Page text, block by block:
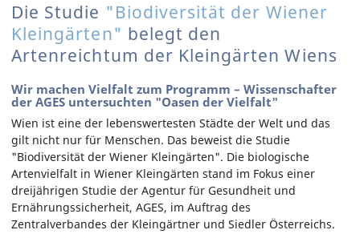
Die Studie "Biodiversität der Wiener
Kleingärten" belegt den
Artenreichtum der Kleingärten Wiens
Wir machen Vielfalt zum Programm – Wissenschafter
der AGES untersuchten "Oasen der Vielfalt"
Wien ist eine der lebenswertesten Städte der Welt und das
gilt nicht nur für Menschen. Das beweist die Studie
"Biodiversität der Wiener Kleingärten". Die biologische
Artenvielfalt in Wiener Kleingärten stand im Fokus einer
dreijährigen Studie der Agentur für Gesundheit und
Ernährungssicherheit, AGES, im Auftrag des
Zentralverbandes der Kleingärtner und Siedler Österreichs.